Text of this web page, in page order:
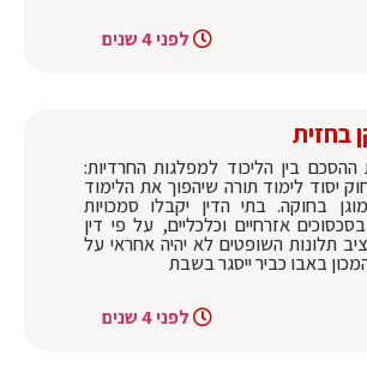
לפני 4 שנים
בחזית
ההסכם בין הליכוד למפלגות החרדיות:
יסוד לימוד תורה שיהפוך את הלימוד
בחוקה. בתי הדין יקבלו סמכויות
אזרחיים וכלכליים, על פי דין
תלונות השופטים לא יהיה אחראי על
המכון באבו כביר ייסגר בשבת
לפני 4 שנים